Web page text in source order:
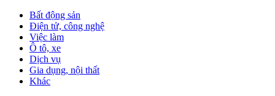
Bất động sản
Điện tử, công nghệ
Việc làm
Ô tô, xe
Dịch vụ
Gia dụng, nội thất
Khác